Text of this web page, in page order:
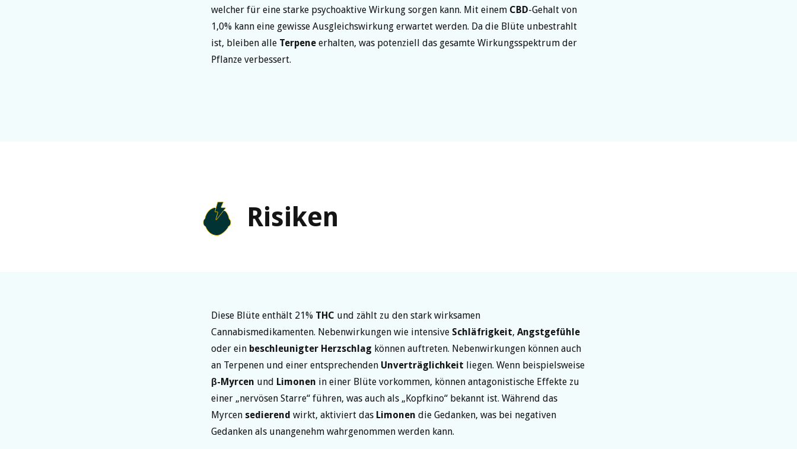
welcher für eine starke psychoaktive Wirkung sorgen kann. Mit einem CBD-Gehalt von
1,0% kann eine gewisse Ausgleichswirkung erwartet werden. Da die Blüte unbestrahlt
ist, bleiben alle Terpene erhalten, was potenziell das gesamte Wirkungsspektrum der
Pflanze verbessert.
Risiken
Diese Blüte enthält 21% THC und zählt zu den stark wirksamen
Cannabismedikamenten. Nebenwirkungen wie intensive Schläfrigkeit, Angstgefühle
oder ein beschleunigter Herzschlag können auftreten. Nebenwirkungen können auch
an Terpenen und einer entsprechenden Unverträglichkeit liegen. Wenn beispielsweise
β-Myrcen und Limonen in einer Blüte vorkommen, können antagonistische Effekte zu
einer „nervösen Starre“ führen, was auch als „Kopfkino“ bekannt ist. Während das
Myrcen sedierend wirkt, aktiviert das Limonen die Gedanken, was bei negativen
Gedanken als unangenehm wahrgenommen werden kann.